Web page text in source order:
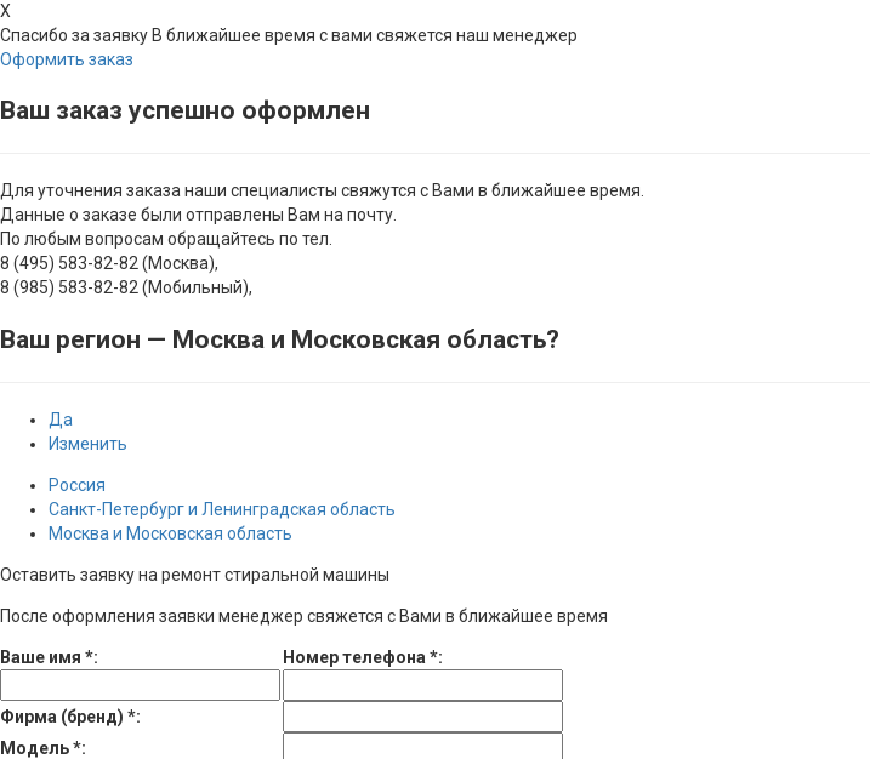
X
Спасибо за заявку В ближайшее время с вами свяжется наш менеджер
Оформить заказ
Ваш заказ успешно оформлен
Для уточнения заказа наши специалисты свяжутся с Вами в ближайшее время.
Данные о заказе были отправлены Вам на почту.
По любым вопросам обращайтесь по тел.
8 (495) 583-82-82 (Москва),
8 (985) 583-82-82 (Мобильный),
Ваш регион — Москва и Московская область?
Да
Изменить
Россия
Санкт-Петербург и Ленинградская область
Москва и Московская область
Оставить заявку на ремонт стиральной машины
После оформления заявки менеджер свяжется с Вами в ближайшее время
Ваше имя *: Номер телефона *:
Фирма (бренд) *:
Модель*: